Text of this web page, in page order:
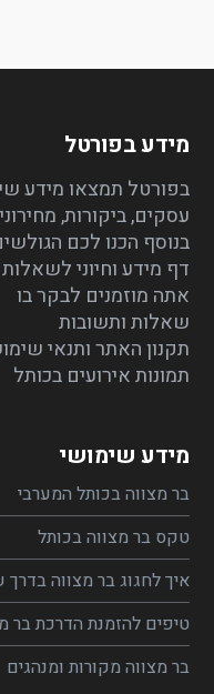
מידע בפורטל
בפורטל תמצאו מידע
עסקים, ביקורות,
בנוסף הכנו לכם
דף מידע וחיוני
אתה מוזמנים לבקר בו
שאלות ותשובות
תקנון האתר ותנאי
תמונות אירועים בכותל
מידע שימושי
בר מצווה בכותל המערבי
טקס בר מצווה בכותל
איך לחגוג בר מצווה בדרך
טיפים להזמנת הדרכת בר
בר מצווה מקורות ומנהגים